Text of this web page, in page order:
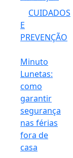
CUIDADOS
E
PREVENÇÃO
Minuto
Lunetas:
como
garantir
segurança
nas férias
fora de
casa